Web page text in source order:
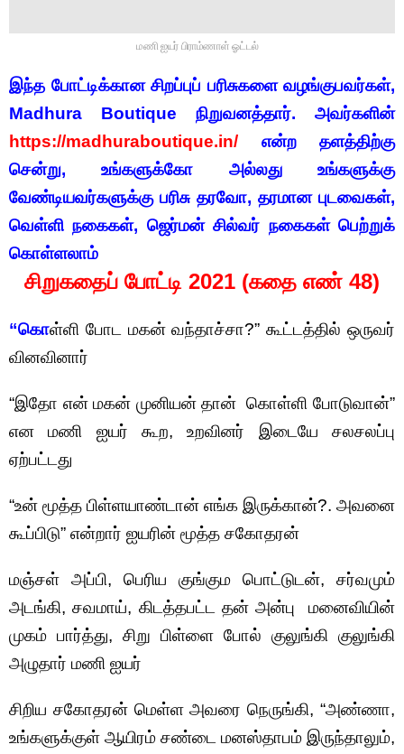
மணி ஐயர் பிராம்ணாள் ஓட்டல்
இந்த போட்டிக்கான சிறப்புப் பரிசுகளை வழங்குபவர்கள்,
Madhura Boutique நிறுவனத்தார். அவர்களின்
https://madhuraboutique.in/ என்ற தளத்திற்கு
சென்று, உங்களுக்கோ அல்லது உங்களுக்கு
வேண்டியவர்களுக்கு பரிசு தரவோ, தரமான புடவைகள்,
வெள்ளி நகைகள், ஜெர்மன் சில்வர் நகைகள் பெற்றுக்
கொள்ளலாம்
சிறுகதைப் போட்டி 2021 (கதை எண் 48)
“கொள்ளி போட மகன் வந்தாச்சா?” கூட்டத்தில் ஒருவர்
வினவினார்
“இதோ என் மகன் முனியன் தான் கொள்ளி போடுவான்”
என மணி ஐயர் கூற, உறவினர் இடையே சலசலப்பு
ஏற்பட்டது
“உன் மூத்த பிள்ளயாண்டான் எங்க இருக்கான்?. அவனை
கூப்பிடு” என்றார் ஐயரின் மூத்த சகோதரன்
மஞ்சள் அப்பி, பெரிய குங்கும பொட்டுடன், சர்வமும்
அடங்கி, சவமாய், கிடத்தபட்ட தன் அன்பு மனைவியின்
முகம் பார்த்து, சிறு பிள்ளை போல் குலுங்கி குலுங்கி
அழுதார் மணி ஐயர்
சிறிய சகோதரன் மெள்ள அவரை நெருங்கி, “அண்ணா,
உங்களுக்குள் ஆயிரம் சண்டை மனஸ்தாபம் இருந்தாலும்,